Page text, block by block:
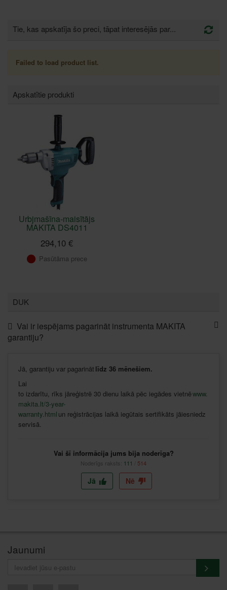
Tie, kas apskatīja šo preci, tāpat interesējās par...
Failed to load product list.
Apskatītie produkti
Urbjmašīna-maisītājs
MAKITA DS4011
294,10 €
Pasūtāma prece
DUK
Vai ir iespējams pagarināt instrumenta MAKITA
garantiju?
Jā, garantiju var pagarināt līdz 36 mēnešiem.
Lai
to izdarītu, rīks jāreģistrē 30 dienu laikā pēc iegādes vietnēwww.
makita.lt/3-year-
warranty.html un reģistrācijas laikā iegūtais sertifikāts jāiesniedz
servisā.
Vai šī informācija jums bija noderīga?
Noderīgs raksts: 111 514
Jā Nē
Jaunumi